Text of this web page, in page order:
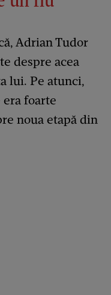
Adrian Tudor
despre acea
lui. Pe atunci,
foarte
noua etapă din